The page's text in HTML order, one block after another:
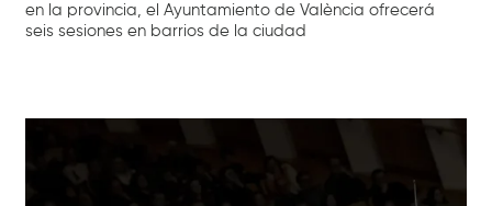
en la provincia, el Ayuntamiento de València ofrecerá
seis sesiones en barrios de la ciudad